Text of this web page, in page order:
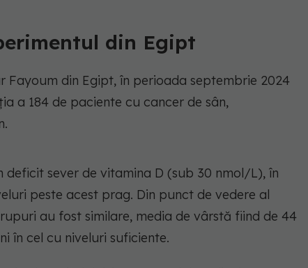
din Egipt
din Egipt, în perioada septembrie 2024
a 184 de paciente cu cancer de sân,
sever de vitamina D (sub 30 nmol/L), în
peste acest prag. Din punct de vedere al
au fost similare, media de vârstă fiind de 44
în cel cu niveluri suficiente.